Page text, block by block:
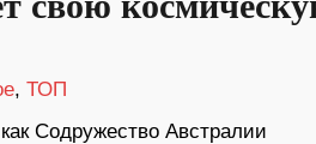
, ТОП
Содружество Австралии